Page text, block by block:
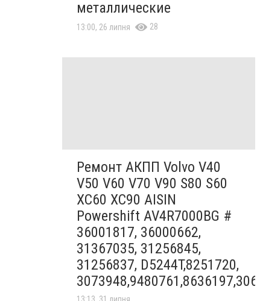
металлические
13:00, 26 липня 28
Ремонт АКПП Volvo V40
V50 V60 V70 V90 S80 S60
XC60 XC90 AISIN
Powershift AV4R7000BG #
36001817, 36000662,
31367035, 31256845,
31256837, D5244T,8251720,
13:13, 31 липня